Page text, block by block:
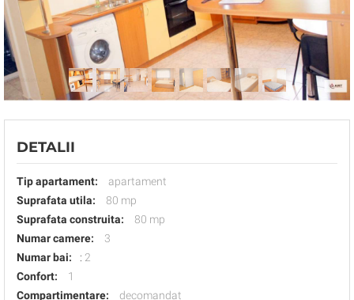
DETALII
Tip apartament:
apartament
Suprafata utila:
80 mp
Suprafata construita:
80 mp
Numar camere:
3
Numar bai:
: 2
Confort:
1
Compartimentare:
decomandat